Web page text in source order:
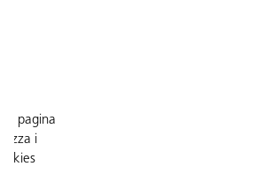
pagina
i